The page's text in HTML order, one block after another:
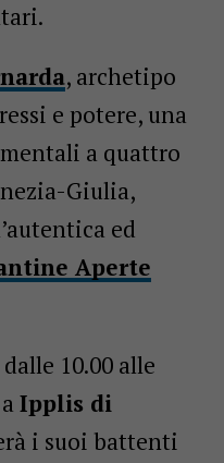
, archetipo
e potere, una
a quattro
Giulia,
ed
Aperte
dalle 10.00 alle
Ipplis di
i suoi battenti